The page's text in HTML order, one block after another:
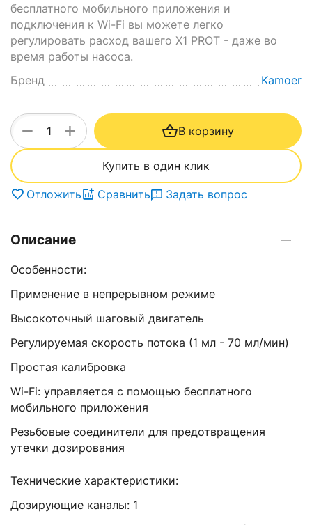
бесплатного мобильного приложения и
подключения к Wi-Fi вы можете легко
регулировать расход вашего X1 PROT - даже во
время работы насоса.
Бренд
Kamoer
+
− В корзину
Купить в один клик
Отложить Сравнить Задать вопрос
Описание
Особенности:
Применение в непрерывном режиме
Высокоточный шаговый двигатель
Регулируемая скорость потока (1 мл - 70 мл/мин)
Простая калибровка
Wi-Fi: управляется с помощью бесплатного
мобильного приложения
Резьбовые соединители для предотвращения
утечки дозирования
Технические характеристики:
Дозирующие каналы: 1